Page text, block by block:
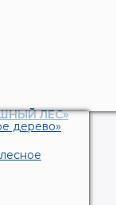
ЛЕС»